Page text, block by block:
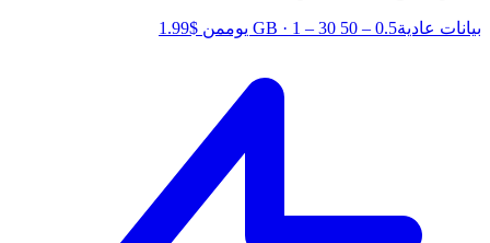
بيانات عادية0.5 – 50 GB
· 1 – 30 يوم من $1.99